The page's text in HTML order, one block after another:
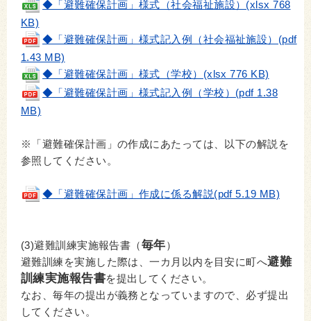
◆「避難確保計画」様式（社会福祉施設）(xlsx 768
KB)
◆「避難確保計画」様式記入例（社会福祉施設）(pdf
1.43 MB)
◆「避難確保計画」様式（学校）(xlsx 776 KB)
◆「避難確保計画」様式記入例（学校）(pdf 1.38
MB)
※「避難確保計画」の作成にあたっては、以下の解説を
参照してください。
◆「避難確保計画」作成に係る解説(pdf 5.19 MB)
(3)避難訓練実施報告書（毎年）
避難訓練を実施した際は、一カ月以内を目安に町へ避難
訓練実施報告書を提出してください。
なお、毎年の提出が義務となっていますので、必ず提出
してください。